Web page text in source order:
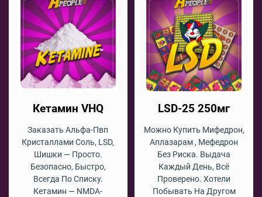
Кетамин VHQ
Заказать Альфа-Пвп
Кристаллами Соль, LSD,
Шишки — Просто.
Безопасно, Быстро,
Всегда По Списку.
Кетамин — NMDA-
LSD-25 250мг
Можно Купить Мифедрон,
Аплазарам , Мефедрон
Без Риска. Выдача
Каждый День, Всё
Проверено. Хотели
Побывать На Другом